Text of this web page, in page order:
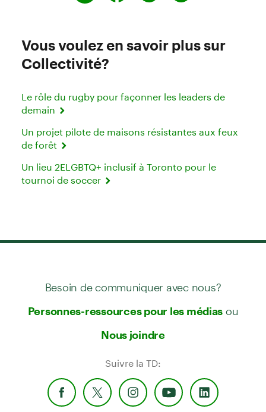
Vous voulez en savoir plus sur
Collectivité?
Le rôle du rugby pour façonner les leaders de
demain
Un projet pilote de maisons résistantes aux feux
de forêt
Un lieu 2ELGBTQ+ inclusif à Toronto pour le
tournoi de soccer
Besoin de communiquer avec nous?
Personnes-ressources pour les médias ou
Nous joindre
Suivre la TD: